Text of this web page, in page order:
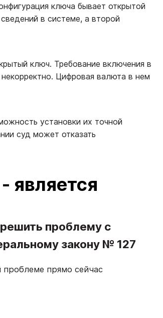
ключа бывает открытой
в системе, а второй
ключ. Требование включения в
Цифровая валюта в нем
установки их точной
суд может отказать
является
проблему с
закону № 127
прямо сейчас